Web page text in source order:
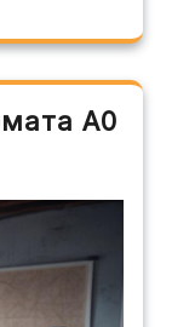
А0